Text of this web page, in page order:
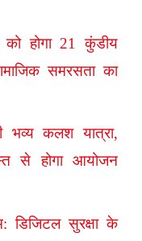
होगा 21 कुंडीय
समरसता का
भव्य कलश यात्रा,
से होगा आयोजन
डिजिटल सुरक्षा के